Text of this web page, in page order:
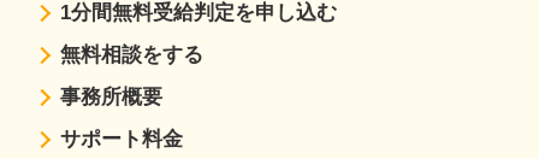
1分間無料受給判定を申し込む
無料相談をする
事務所概要
サポート料金